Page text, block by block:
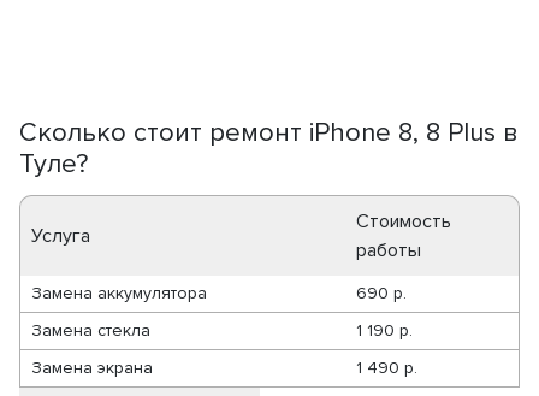
Сколько стоит ремонт iPhone 8, 8 Plus в
Туле?
Услуга
Стоимость
работы
Замена аккумулятора
690 р.
Замена стекла
1 190 р.
Замена экрана
1 490 р.